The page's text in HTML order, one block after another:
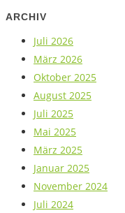
ARCHIV
Juli 2026
März 2026
Oktober 2025
August 2025
Juli 2025
Mai 2025
März 2025
Januar 2025
November 2024
Juli 2024